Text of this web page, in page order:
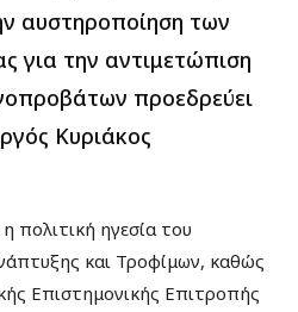
αυστηροποίηση των
για την αντιμετώπιση
προεδρεύει
Κυριάκος
πολιτική ηγεσία του
και Τροφίμων, καθώς
Επιστημονικής Επιτροπής